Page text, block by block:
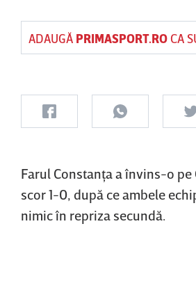
ADAUGĂ PRIMASPORT.ROCA
Farul Constanţa a învins-o pe
scor 1-0, după ce ambele
nimic în repriza secundă.